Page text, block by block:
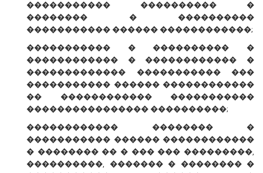
����������� ���������� �
�������� � ����������
����������� ������ ������������;
����������� � ���������� �
������������ � ������������ �
������������� ����������� ���
����������� ������ ������������
�� ������������ �����������
���������������� ����������;
������������ �������� �
����������� ������ ������������
� �������� �� � ��� ��� ���������,
����������, ������� � �������� �